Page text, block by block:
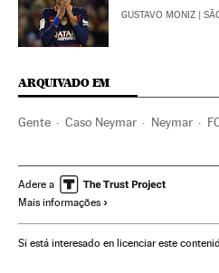
GUSTAVO MONIZ |
ARQUIVADO EM
Gente Caso Neymar Neymar
Times esportes Sociedade
Jogador futebol
Futebol Delitos Esportes
Adere a
Mais informações
Si está interesado en licenciar este